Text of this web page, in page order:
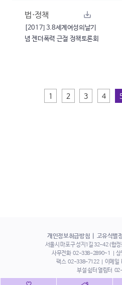
법·정책
[2017] 3.8세계여성의날기
념 젠더폭력 근절 정책토론회
1 2 3 4
개인정보취급방침 고유식별
서울시 마포구 성지1길 32-42 (합
사무전화 02-338-2890~1 상
팩스 02-338-7122 이메일
부설 쉼터 열림터